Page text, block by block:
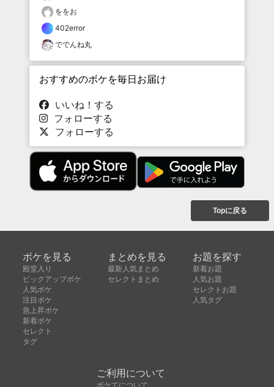
ををお
402error
ででんね丸
おすすめのボケを毎日お届け
いいね！する
フォローする
フォローする
Topに戻る
ボケを見る
殿堂入り
ピックアップボケ
人気ボケ
注目ボケ
急上昇ボケ
新着ボケ
セレクト
タグ
まとめを見る
最新人気まとめ
セレクトまとめ
お題を探す
新着お題
人気お題
セレクトお題
人気タグ
ご利用について
ボケてについて